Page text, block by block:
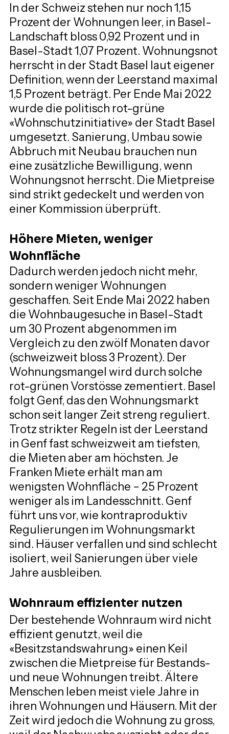
In der Schweiz stehen nur noch 1,15
Prozent der Wohnungen leer, in Basel-
Landschaft bloss 0,92 Prozent und in
Basel-Stadt 1,07 Prozent. Wohnungsnot
herrscht in der Stadt Basel laut eigener
Definition, wenn der Leerstand maximal
1,5 Prozent beträgt. Per Ende Mai 2022
wurde die politisch rot-grüne
«Wohnschutzinitiative» der Stadt Basel
umgesetzt. Sanierung, Umbau sowie
Abbruch mit Neubau brauchen nun
eine zusätzliche Bewilligung, wenn
Wohnungsnot herrscht. Die Mietpreise
sind strikt gedeckelt und werden von
einer Kommission überprüft.
Höhere Mieten, weniger
Wohnfläche
Dadurch werden jedoch nicht mehr,
sondern weniger Wohnungen
geschaffen. Seit Ende Mai 2022 haben
die Wohnbaugesuche in Basel-Stadt
um 30 Prozent abgenommen im
Vergleich zu den zwölf Monaten davor
(schweizweit bloss 3 Prozent). Der
Wohnungsmangel wird durch solche
rot-grünen Vorstösse zementiert. Basel
folgt Genf, das den Wohnungsmarkt
schon seit langer Zeit streng reguliert.
Trotz strikter Regeln ist der Leerstand
in Genf fast schweizweit am tiefsten,
die Mieten aber am höchsten. Je
Franken Miete erhält man am
wenigsten Wohnfläche – 25 Prozent
weniger als im Landesschnitt. Genf
führt uns vor, wie kontraproduktiv
Regulierungen im Wohnungsmarkt
sind. Häuser verfallen und sind schlecht
isoliert, weil Sanierungen über viele
Jahre ausbleiben.
Wohnraum effizienter nutzen
Der bestehende Wohnraum wird nicht
effizient genutzt, weil die
«Besitzstandswahrung» einen Keil
zwischen die Mietpreise für Bestands-
und neue Wohnungen treibt. Ältere
Menschen leben meist viele Jahre in
ihren Wohnungen und Häusern. Mit der
Zeit wird jedoch die Wohnung zu gross,